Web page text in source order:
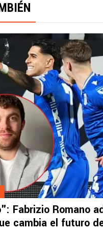
Fabrizio Romano
cambia el futuro